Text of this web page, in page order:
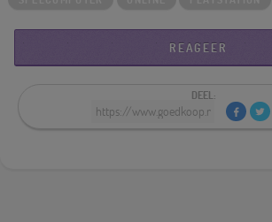
REAGEER
DEEL: